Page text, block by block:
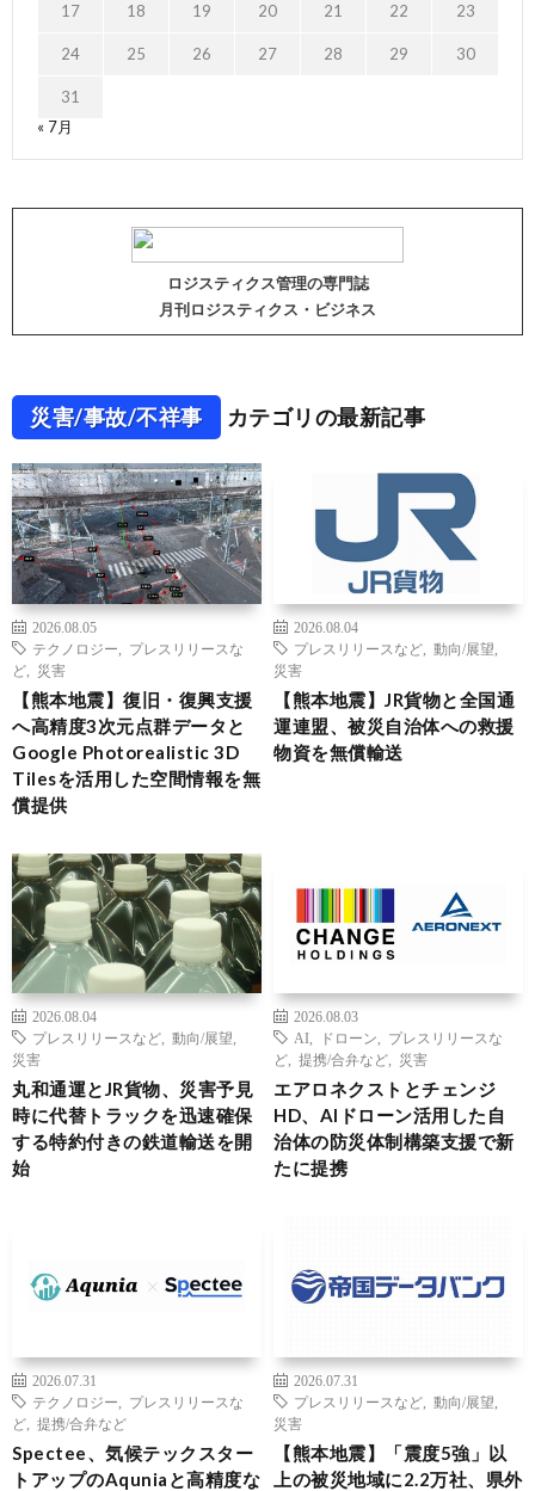
17 18 19 20 21 22 23
24 25 26 27 28 29 30
31
« 7月
ロジスティクス管理の専門誌
月刊ロジスティクス・ビジネス
災害/事故/不祥事 カテゴリの最新記事
2026.08.05
テクノロジー
プレスリリースな
ど
災害
【熊本地震】復旧・復興支援
へ高精度3次元点群データと
Google Photorealistic 3D
Tilesを活用した空間情報を無
償提供
2026.08.04
プレスリリースなど
動向/展望
災害
【熊本地震】JR貨物と全国通
運連盟、被災自治体への救援
物資を無償輸送
2026.08.04
プレスリリースなど
動向/展望
災害
丸和通運とJR貨物、災害予見
時に代替トラックを迅速確保
する特約付きの鉄道輸送を開
始
2026.08.03
AI
ドローン
プレスリリースな
ど
提携/合弁など 災害
エアロネクストとチェンジ
HD、AIドローン活用した自
治体の防災体制構築支援で新
たに提携
2026.07.31
テクノロジー
プレスリリースな
ど
提携/合弁など
Spectee、気候テックスター
トアップのAquniaと高精度な
2026.07.31
プレスリリースなど
動向/展望
災害
【熊本地震】「震度5強」以
上の被災地域に2.2万社、県外